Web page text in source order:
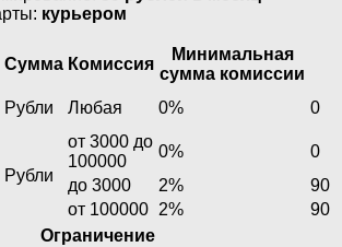
курьером
Сумма Комиссия
Минимальная
сумма комиссии
Рубли Любая 0% 0
Рубли
от 3000 до
100000
0%
0
до 3000
2%
90
от 100000 2%
90
Ограничение